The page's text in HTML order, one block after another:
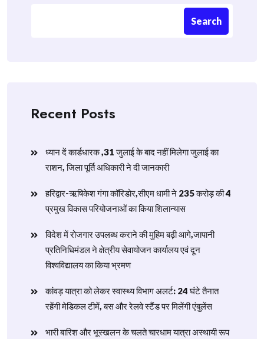
Search
Recent Posts
ध्यान दें कार्डधारक ,31 जुलाई के बाद नहीं मिलेगा जुलाई का
राशन, जिला पूर्ति अधिकारी ने दी जानकारी
हरिद्वार-ऋषिकेश गंगा कॉरिडोर,सीएम धामी ने 235 करोड़ की 4
प्रमुख विकास परियोजनाओं का किया शिलान्यास
विदेश में रोजगार उपलब्ध कराने की मुहिम बढ़ी आगे,जापानी
प्रतिनिधिमंडल ने क्षेत्रीय सेवायोजन कार्यालय एवं दून
विश्वविद्यालय का किया भ्रमण
​कांवड़ यात्रा को लेकर स्वास्थ्य विभाग अलर्ट: 24 घंटे तैनात
रहेंगी मेडिकल टीमें, बस और रेलवे स्टैंड पर मिलेंगी एंबुलेंस
​भारी बारिश और भूस्खलन के चलते चारधाम यात्रा अस्थायी रूप